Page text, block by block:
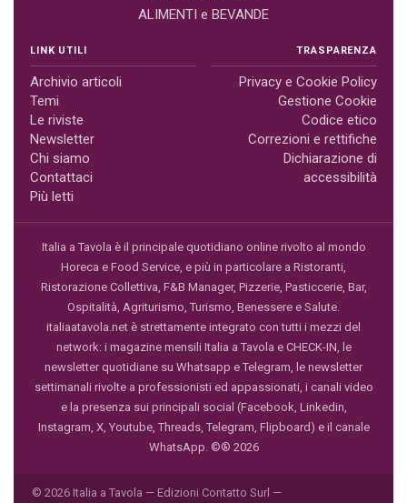
ALIMENTI e BEVANDE
LINK UTILI
Archivio articoli
Temi
Le riviste
Newsletter
Chi siamo
Contattaci
Più letti
TRASPARENZA
Privacy e Cookie Policy
Gestione Cookie
Codice etico
Correzioni e rettifiche
Dichiarazione di
accessibilità
Italia a Tavola è il principale quotidiano online rivolto al mondo
Horeca e Food Service, e più in particolare a Ristoranti,
Ristorazione Collettiva, F&B Manager, Pizzerie, Pasticcerie, Bar,
Ospitalità, Agriturismo, Turismo, Benessere e Salute.
italiaatavola.net è strettamente integrato con tutti i mezzi del
network: i magazine mensili Italia a Tavola e CHECK-IN, le
newsletter quotidiane su Whatsapp e Telegram, le newsletter
settimanali rivolte a professionisti ed appassionati, i canali video
e la presenza sui principali social (Facebook, Linkedin,
Instagram, X, Youtube, Threads, Telegram, Flipboard) e il canale
WhatsApp. ©® 2026
© 2026 Italia a Tavola — Edizioni Contatto Surl —